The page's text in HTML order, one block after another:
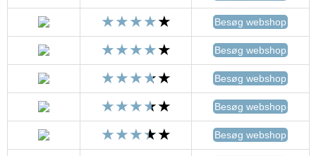
Besøg webshop
Besøg webshop
Besøg webshop
Besøg webshop
Besøg webshop